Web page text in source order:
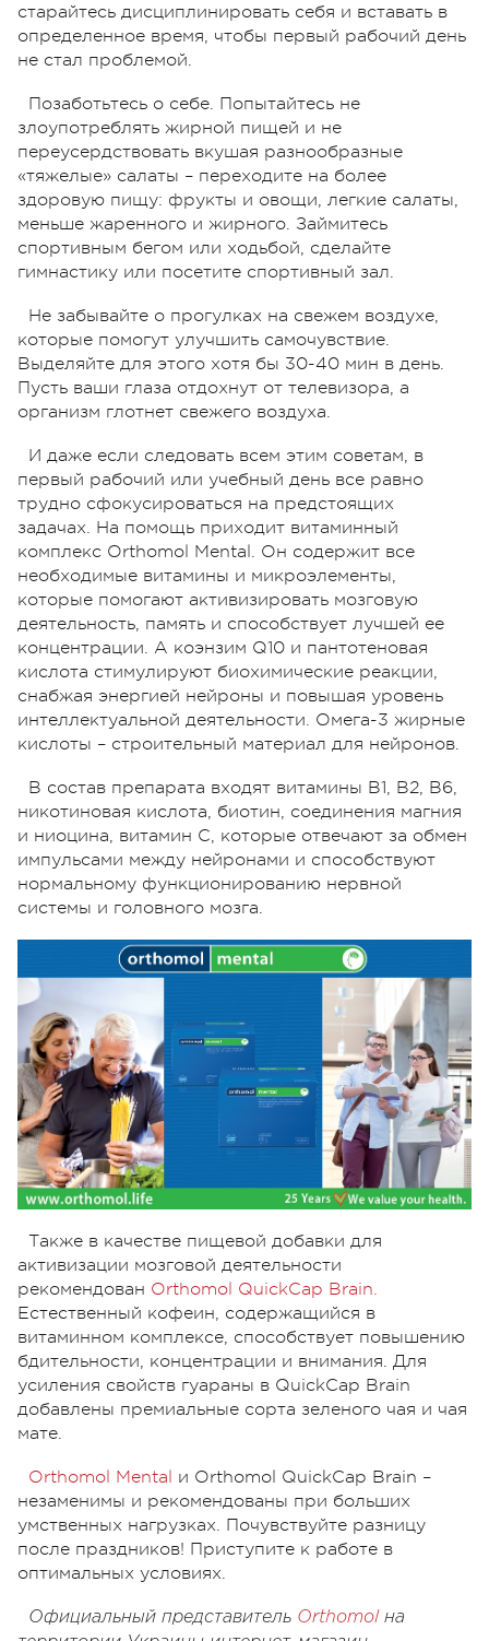
старайтесь дисциплинировать себя и вставать в
определенное время, чтобы первый рабочий день
не стал проблемой.
Позаботьтесь о себе. Попытайтесь не
злоупотреблять жирной пищей и не
переусердствовать вкушая разнообразные
«тяжелые» салаты – переходите на более
здоровую пищу: фрукты и овощи, легкие салаты,
меньше жаренного и жирного. Займитесь
спортивным бегом или ходьбой, сделайте
гимнастику или посетите спортивный зал.
Не забывайте о прогулках на свежем воздухе,
которые помогут улучшить самочувствие.
Выделяйте для этого хотя бы 30-40 мин в день.
Пусть ваши глаза отдохнут от телевизора, а
организм глотнет свежего воздуха.
И даже если следовать всем этим советам, в
первый рабочий или учебный день все равно
трудно сфокусироваться на предстоящих
задачах. На помощь приходит витаминный
комплекс Orthomol Mental. Он содержит все
необходимые витамины и микроэлементы,
которые помогают активизировать мозговую
деятельность, память и способствует лучшей ее
концентрации. А коэнзим Q10 и пантотеновая
кислота стимулируют биохимические реакции,
снабжая энергией нейроны и повышая уровень
интеллектуальной деятельности. Омега-3 жирные
кислоты – строительный материал для нейронов.
В состав препарата входят витамины В1, В2, В6,
никотиновая кислота, биотин, соединения магния
и ниоцина, витамин С, которые отвечают за обмен
импульсами между нейронами и способствуют
нормальному функционированию нервной
системы и головного мозга.
Также в качестве пищевой добавки для
активизации мозговой деятельности
рекомендован Orthomol QuickCap Brain.
Естественный кофеин, содержащийся в
витаминном комплексе, способствует повышению
бдительности, концентрации и внимания. Для
усиления свойств гуараны в QuickCap Brain
добавлены премиальные сорта зеленого чая и чая
мате.
Orthomol Mental
и Orthomol QuickCap Brain –
незаменимы и рекомендованы при больших
умственных нагрузках. Почувствуйте разницу
после праздников! Приступите к работе в
оптимальных условиях.
Официальный представитель Orthomol на